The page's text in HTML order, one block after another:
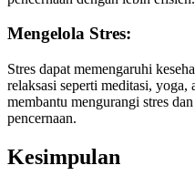
Mengelola Stres:
Stres dapat memengaruhi
relaksasi seperti meditasi, yoga,
membantu mengurangi stres
pencernaan.
Kesimpulan